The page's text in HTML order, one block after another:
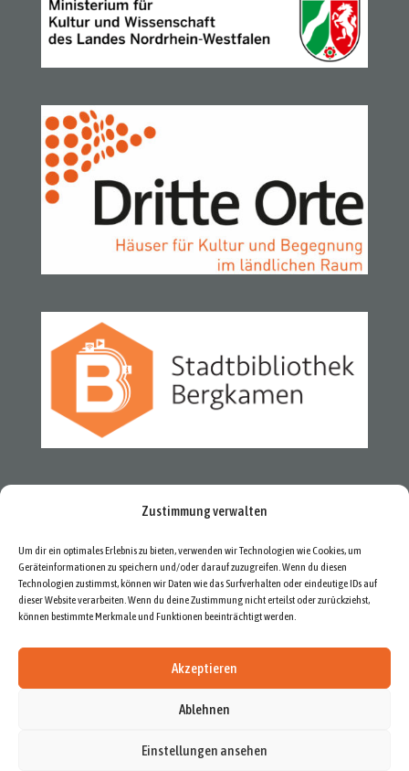
Zustimmung verwalten
Um dir ein optimales Erlebnis zu bieten, verwenden wir Technologien wie Cookies, um
Geräteinformationen zu speichern und/oder darauf zuzugreifen. Wenn du diesen
Technologien zustimmst, können wir Daten wie das Surfverhalten oder eindeutige IDs auf
dieser Website verarbeiten. Wenn du deine Zustimmung nicht erteilst oder zurückziehst,
können bestimmte Merkmale und Funktionen beeinträchtigt werden.
Akzeptieren
Ablehnen
Einstellungen ansehen
Datenschutzerklärung
Cookie-Richtlinie (EU)